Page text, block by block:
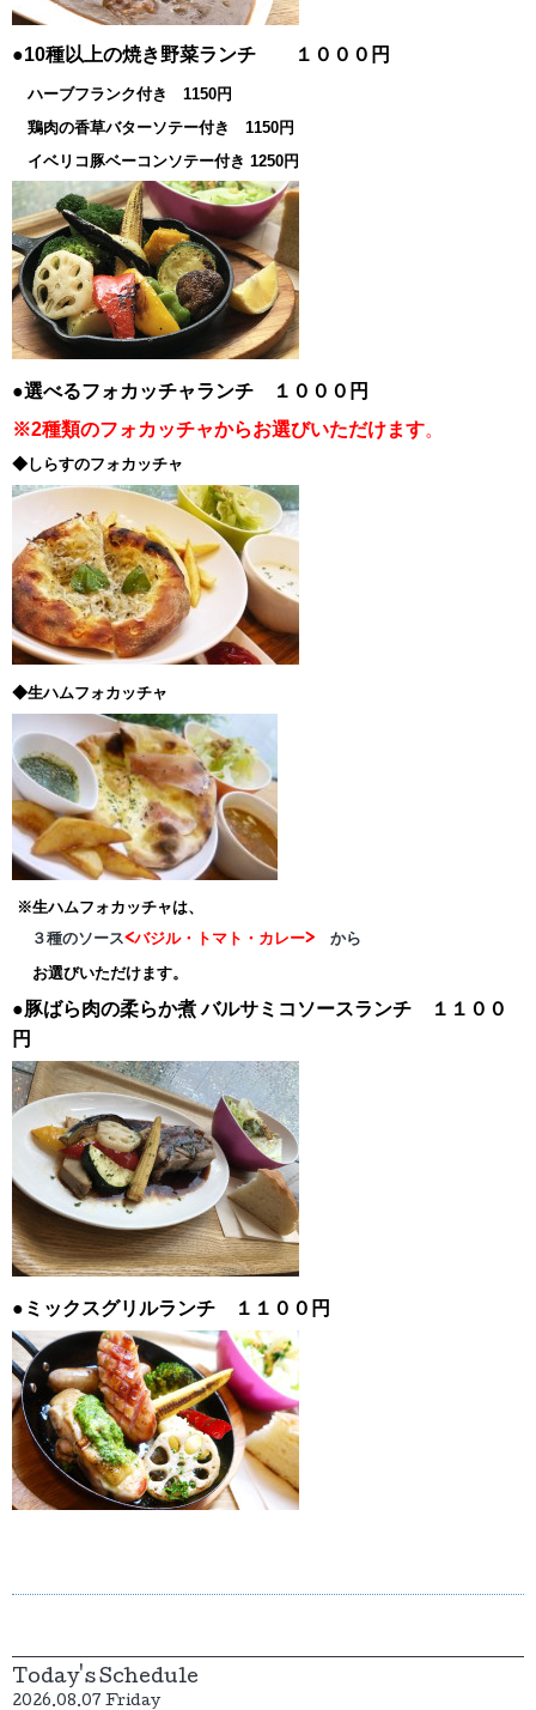
●10種以上の焼き野菜ランチ １０００円
ハーブフランク付き 1150円
鶏肉の香草バターソテー付き 1150円
イベリコ豚ベーコンソテー付き 1250円
●選べるフォカッチャランチ １０００円
※2種類のフォカッチャからお選びいただけます。
◆しらすのフォカッチャ
◆生ハムフォカッチャ
※生ハムフォカッチャは、
３種のソース<バジル・トマト・カレー> から
お選びいただけます。
●豚ばら肉の柔らか煮バルサミコソースランチ １１００
円
●ミックスグリルランチ １１００円
Today's Schedule
2026.08.07 Friday